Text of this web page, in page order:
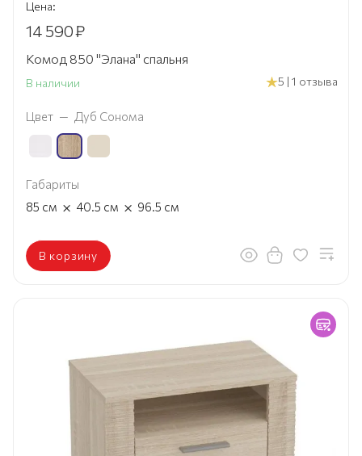
Цена:
14 590₽
Комод 850 "Элана" спальня
В наличии 5 | 1 отзыва
Цвет — Дуб Сонома
Габариты
85 см × 40.5 см × 96.5 см
В корзину